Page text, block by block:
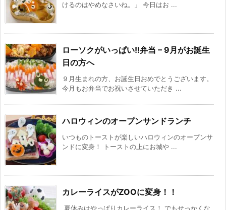
けるのはやめなさいね。」 今日はお ...
ローソクがいっぱい!!弁当 – 9月がお誕生
日の方へ
９月生まれの方、お誕生日おめでとうございます。
今月もお弁当でお祝いさせていただき ...
ハロウィンのオープンサンドランチ
いつものトーストが楽しいハロウィンのオープンサ
ンドに変身！ トーストの上にお城や ...
カレーライスがZOOに変身！！
夏休みはやっぱりカレーライス！ でもせっかくな